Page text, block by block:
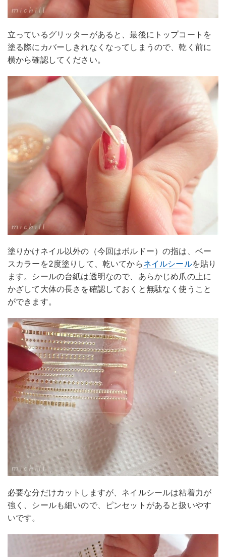
立っているグリッターがあると、最後にトップコートを
塗る際にカバーしきれなくなってしまうので、乾く前に
横から確認してください。
塗りかけネイル以外の（今回はボルドー）の指は、ベー
スカラーを2度塗りして、乾いてからネイルシールを貼り
ます。シールの台紙は透明なので、あらかじめ爪の上に
かざして大体の長さを確認しておくと無駄なく使うこと
ができます。
必要な分だけカットしますが、ネイルシールは粘着力が
強く、シールも細いので、ピンセットがあると扱いやす
いです。